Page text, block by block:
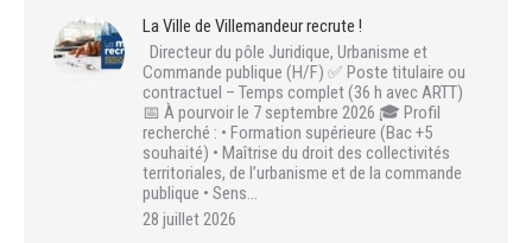
La Ville de Villemandeur recrute !
Directeur du pôle Juridique, Urbanisme et
Commande publique (H/F) ✅ Poste titulaire ou
contractuel – Temps complet (36 h avec ARTT)
📅 À pourvoir le 7 septembre 2026 🎓 Profil
recherché : • Formation supérieure (Bac +5
souhaité) • Maîtrise du droit des collectivités
territoriales, de l’urbanisme et de la commande
publique • Sens…
28 juillet 2026